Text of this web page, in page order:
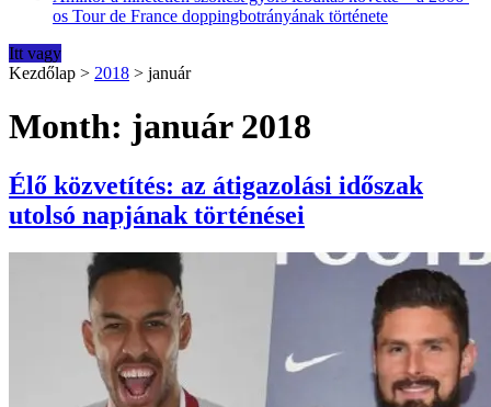
os Tour de France doppingbotrányának története
Itt vagy
Kezdőlap > 2018 > január
Month: január 2018
Élő közvetítés: az átigazolási időszak
utolsó napjának történései